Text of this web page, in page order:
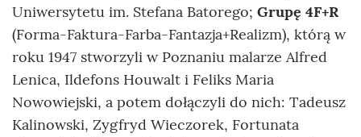
Uniwersytetu im. Stefana Batorego; Grupę 4F+R
(Forma-Faktura-Farba-Fantazja+Realizm), którą w
roku 1947 stworzyli w Poznaniu malarze Alfred
Lenica, Ildefons Houwalt i Feliks Maria
Nowowiejski, a potem dołączyli do nich: Tadeusz
Kalinowski, Zygfryd Wieczorek, Fortunata